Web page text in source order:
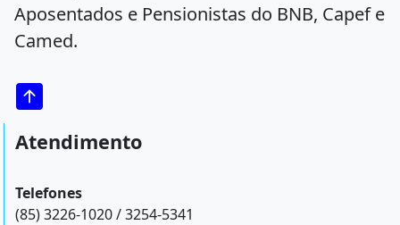
Aposentados e Pensionistas do BNB, Capef e
Camed.
Atendimento
Telefones
(85) 3226-1020 / 3254-5341